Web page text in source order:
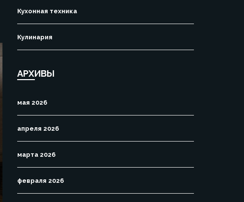
Кухонная техника
Кулинария
АРХИВЫ
мая 2026
апреля 2026
марта 2026
февраля 2026